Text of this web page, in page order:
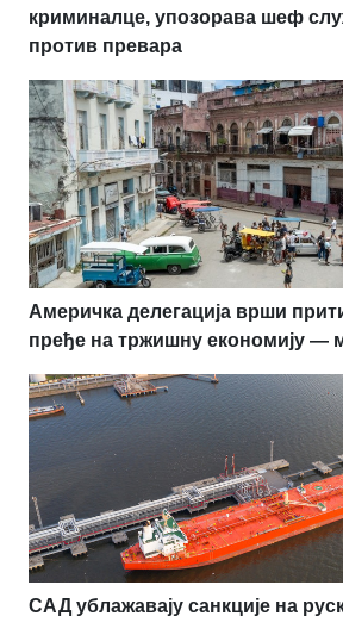
криминалце, упозорава шеф
против превара
Америчка делегација врши
пређе на тржишну економију —
САД ублажавају санкције на